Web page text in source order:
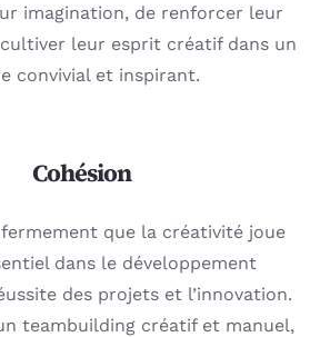
imagination, de renforcer leur
leur esprit créatif dans un
convivial et inspirant.
Cohésion
que la créativité joue
dans le développement
des projets et l’innovation.
teambuilding créatif et manuel,